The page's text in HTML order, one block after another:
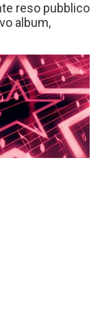
reso pubblico
album,